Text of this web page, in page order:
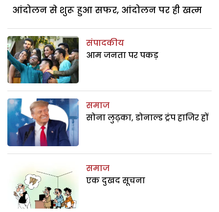
आंदोलन से शुरू हुआ सफर, आंदोलन पर ही खत्म
संपादकीय
आम जनता पर पकड़
समाज
सोना लुढ़का, डोनाल्ड ट्रंप हाजिर हों
समाज
एक दुखद सूचना